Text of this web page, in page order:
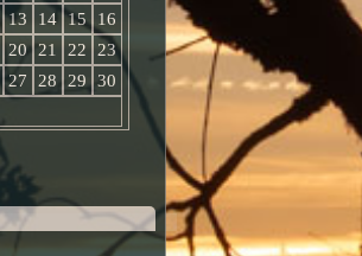
13 14 15
16
20 21 22
23
27 28 29
30